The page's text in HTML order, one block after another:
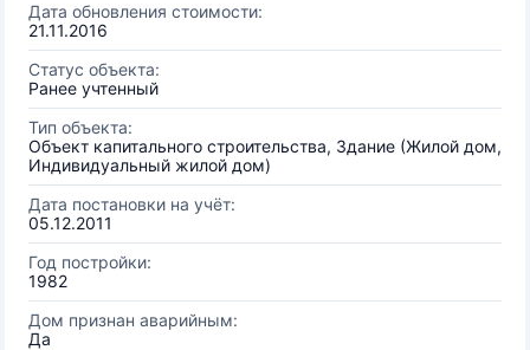
Дата обновления стоимости:
21.11.2016
Статус объекта:
Ранее учтенный
Тип объекта:
Объект капитального строительства, Здание (Жилой дом,
Индивидуальный жилой дом)
Дата постановки на учёт:
05.12.2011
Год постройки:
1982
Дом признан аварийным:
Да